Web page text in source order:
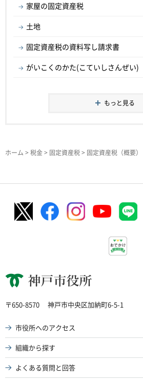
家屋の固定資産税
土地
固定資産税の資料写し請求書
がいこくのかた(こていしさんぜい)
もっと見る
ホーム > 税金> 固定資産税> 固定資産税（概要）
神戸市役所
〒650-8570 神戸市中央区加納町6-5-1
市役所へのアクセス
組織から探す
よくある質問と回答